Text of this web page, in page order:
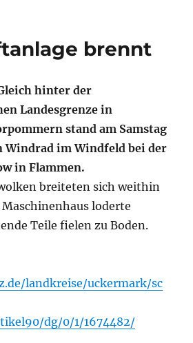
brennt
hinter der
Landesgrenze in
stand am Samstag
Windrad im Windfeld bei der
in Flammen.
breiteten sich weithin
Maschinenhaus loderte
Teile fielen zu Boden.
landkreise/uckermark/sc
dg/0/1/1674482/